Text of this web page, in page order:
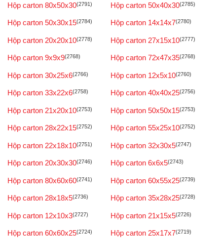
Hộp carton 80x50x30(2791) Hộp carton 50x40x30(2785)
Hộp carton 50x30x15(2784) Hộp carton 14x14x7(2780)
Hộp carton 20x20x10(2778) Hộp carton 27x15x10(2777)
Hộp carton 9x9x9(2768) Hộp carton 72x47x35(2768)
Hộp carton 30x25x6(2766) Hộp carton 12x5x10(2760)
Hộp carton 33x22x6(2758) Hộp carton 40x40x25(2756)
Hộp carton 21x20x10(2753) Hộp carton 50x50x15(2753)
Hộp carton 28x22x15(2752) Hộp carton 55x25x10(2752)
Hộp carton 22x18x10(2751) Hộp carton 32x30x5(2747)
Hộp carton 20x30x30(2746) Hộp carton 6x6x5(2743)
Hộp carton 80x60x60(2741) Hộp carton 60x55x25(2739)
Hộp carton 28x18x5(2736) Hộp carton 35x28x25(2728)
Hộp carton 12x10x3(2727) Hộp carton 21x15x5(2726)
Hộp carton 60x60x25(2724) Hộp carton 25x17x7(2719)